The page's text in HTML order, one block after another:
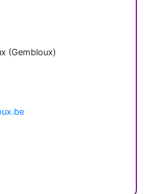
(Gembloux)